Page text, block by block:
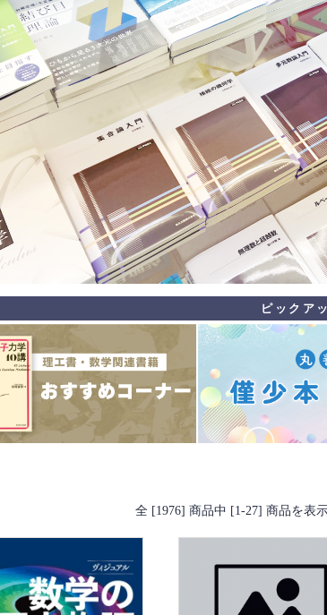
全 [1976] 商品中 [1-27] 商品を表